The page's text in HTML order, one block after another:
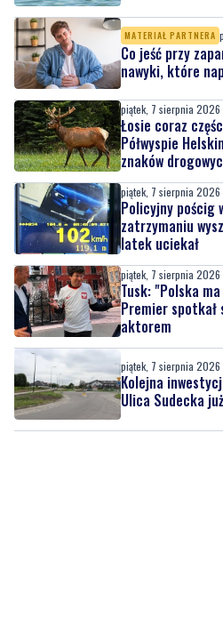
piątek, 7 sierpnia 2026
Łosie coraz
Półwyspie
znaków
piątek, 7 sierpnia 2026
Policyjny pościg
zatrzymaniu
latek uciekał
piątek, 7 sierpnia 2026
Tusk: "Polska
Premier spotkał
aktorem
piątek, 7 sierpnia 2026
Kolejna
Ulica Sudecka